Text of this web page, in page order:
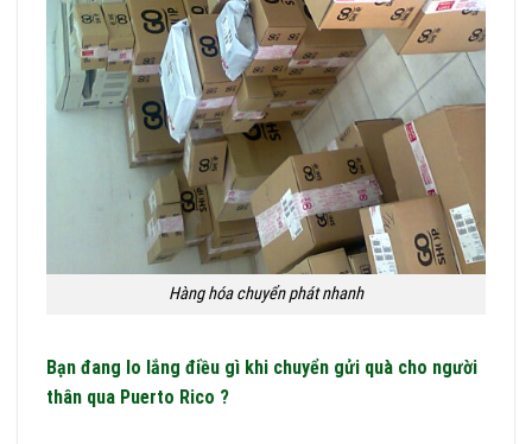
Hàng hóa chuyển phát nhanh
Bạn đang lo lắng điều gì khi chuyển gửi quà cho người
thân qua Puerto Rico ?